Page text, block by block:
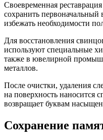
Своевременная
сохранить
избежать необходимости
Для восстановления
используют специальные
также в ювелирной
металлов.
После очистки, удаления
на поверхность наносится
возвращает буквам
Сохранение